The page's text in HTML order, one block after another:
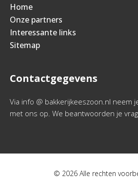
Home
Onze partners
Interessante links
Sitemap
Contactgegevens
Via info @ bakkerijkeeszoon.nl neem
met ons op. We beantwoorden je
© 2026 Alle rechten